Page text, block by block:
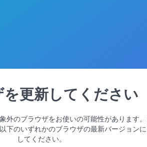
更新してください
外のブラウザをお使いの可能性があります
下のいずれかのブラウザの最新バージョン
してください。